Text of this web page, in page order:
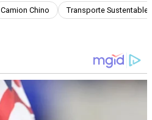
Camion Chino Transporte Sustentable